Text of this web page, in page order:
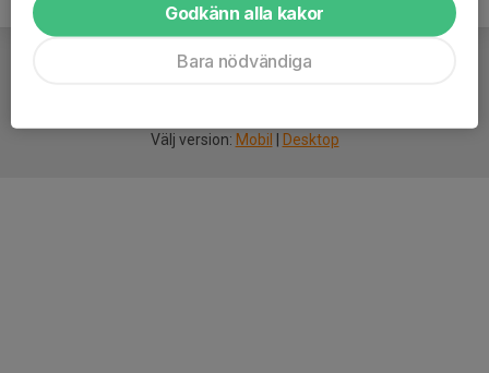
Välj version: Mobil Desktop
Godkänn alla kakor
Bara nödvändiga